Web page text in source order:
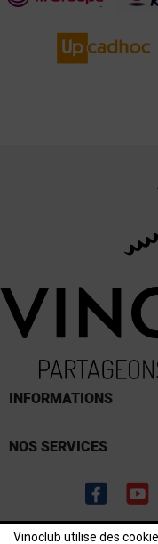
Vinoclub utilise des
INFORMATIONS
NOS SERVICES